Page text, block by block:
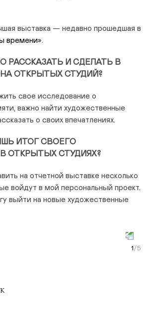
выставка — недавно прошедшая в
времени».
РАССКАЗАТЬ И СДЕЛАТЬ В
ОТКРЫТЫХ СТУДИЙ?
свое исследование о
важно найти художественные
о своих впечатлениях.
ИТОГ СВОЕГО
ОТКРЫТЫХ СТУДИЯХ?
на отчетной выставке несколько
войдут в мой персональный проект.
выйти на новые художественные
Next Slide